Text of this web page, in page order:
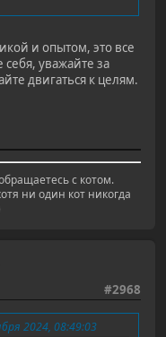
и опытом, это все
себя, уважайте за
двигаться к целям.
с котом.
ни один кот никогда
#2968
2024, 08:49:03